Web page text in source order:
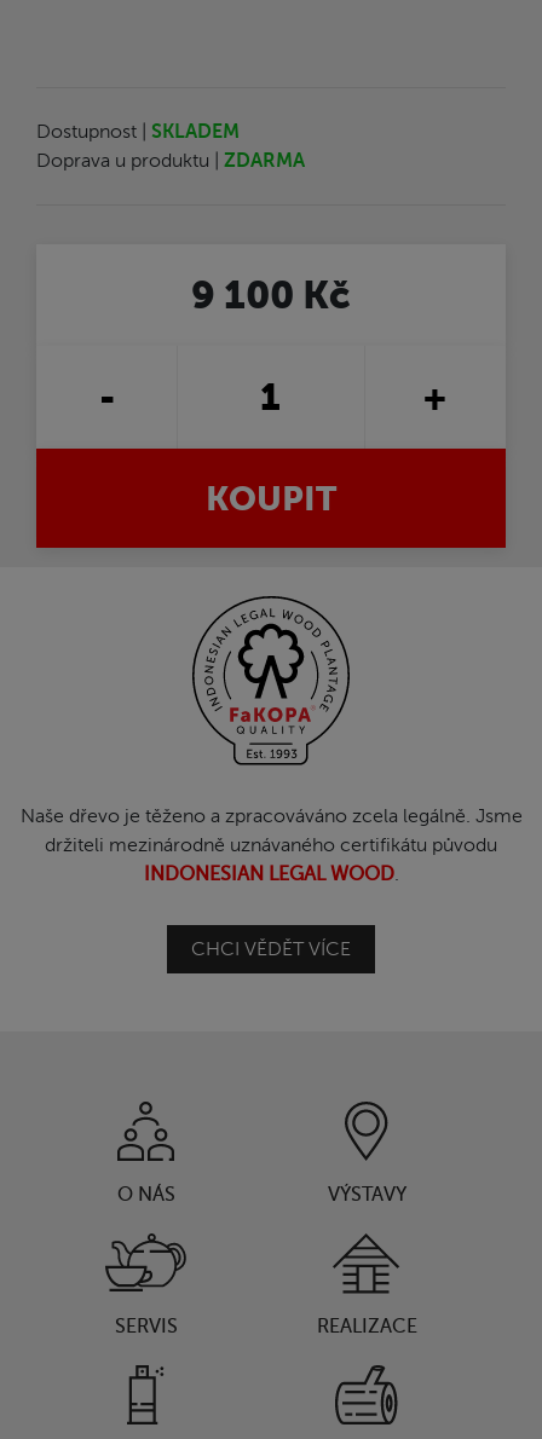
Dostupnost | SKLADEM
Doprava u produktu | ZDARMA
9 100 Kč
- +
KOUPIT
Naše dřevo je těženo a zpracováváno zcela legálně. Jsme
držiteli mezinárodně uznávaného certifikátu původu
INDONESIAN LEGAL WOOD.
CHCI VĚDĚT VÍCE
O NÁS VÝSTAVY
SERVIS REALIZACE